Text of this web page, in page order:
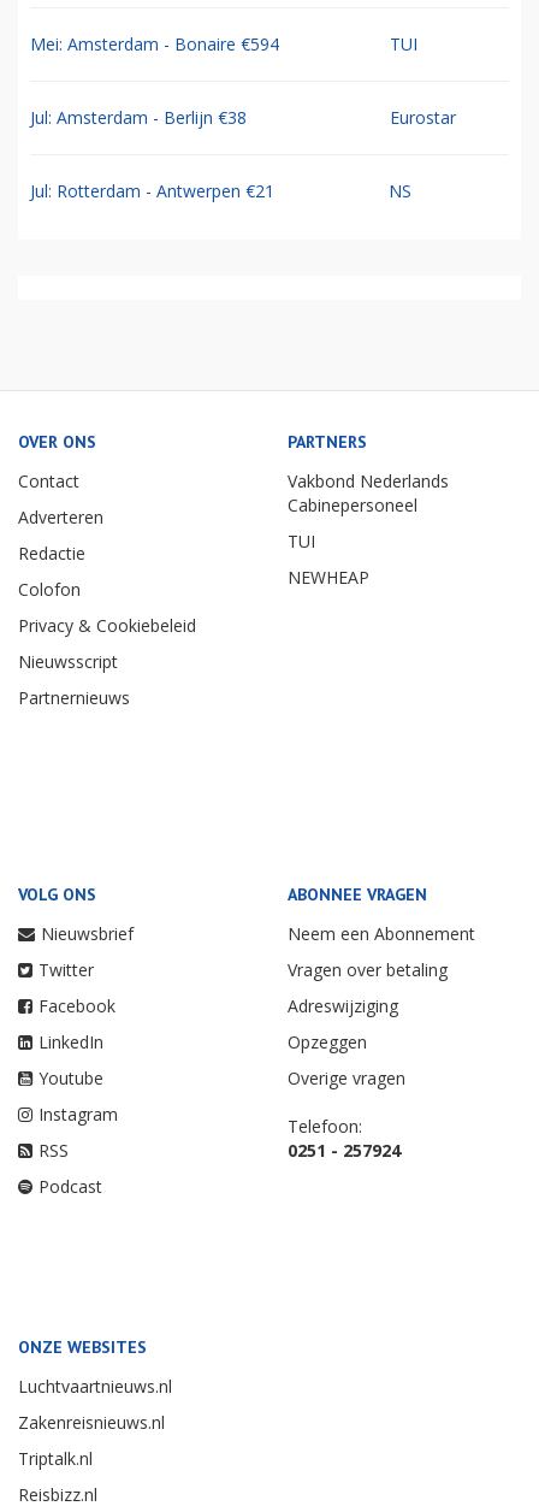
Mei: Amsterdam - Bonaire €594 TUI
Jul: Amsterdam - Berlijn €38 Eurostar
Jul: Rotterdam - Antwerpen €21 NS
OVER ONS
Contact
Adverteren
Redactie
Colofon
Privacy & Cookiebeleid
Nieuwsscript
Partnernieuws
PARTNERS
Vakbond Nederlands
Cabinepersoneel
TUI
NEWHEAP
VOLG ONS
Nieuwsbrief
Twitter
Facebook
LinkedIn
Youtube
Instagram
RSS
Podcast
ABONNEE VRAGEN
Neem een Abonnement
Vragen over betaling
Adreswijziging
Opzeggen
Overige vragen
Telefoon:
0251 - 257924
ONZE WEBSITES
Luchtvaartnieuws.nl
Zakenreisnieuws.nl
Triptalk.nl
Reisbizz.nl